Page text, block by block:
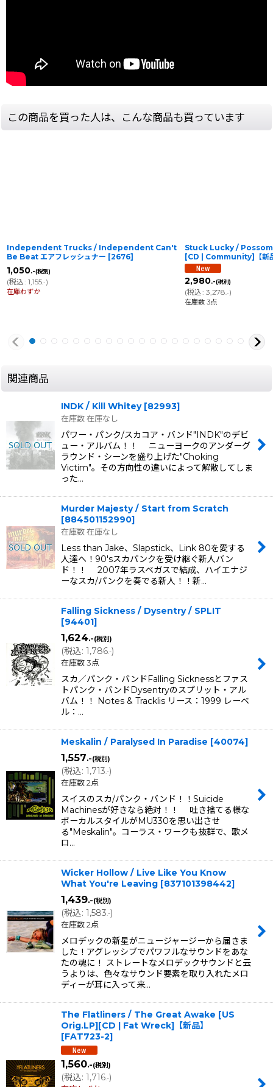
この商品を買った人は、こんな商品も買っています
Independent Trucks / Independent Can't
Be Beat エアフレッシュナー [2676]
1,050.-(税別)
(税込: 1,155.-)
在庫わずか
Stuck Lucky /
[CD | Community]【新
2,980.-(税別)
(税込: 3,278 .-)
在庫数 3点
関連商品
INDK / Kill Whitey [82993]
在庫数 在庫なし
パワー・パンク/スカコア・バンド"INDK"のデビ
ュー・アルバム！！ ニューヨークのアンダーグ
ラウンド・シーンを盛り上げた"Choking
Victim"。その方向性の違いによって解散してしま
った…
Murder Majesty / Start from Scratch
[884501152990]
在庫数 在庫なし
Less than Jake、Slapstick、Link 80を愛する
人達へ！90'sスカパンクを受け継ぐ新人バン
ド！！ 2007年ラスベガスで結成、ハイエナジ
ーなスカ/パンクを奏でる新人！！新…
Falling Sickness / Dysentry / SPLIT
[94401]
1,624.-(税別)
(税込: 1,786.-)
在庫数 3点
スカ／パンク・バンドFalling Sicknessとファス
トパンク・バンドDysentryのスプリット・アル
バム！！ Notes & Tracklis リース：1999 レーベ
ル：…
Meskalin / Paralysed In Paradise [40074]
1,557.-(税別)
(税込: 1,713.-)
在庫数 2点
スイスのスカ/パンク・バンド！！Suicide
Machinesが好きなら絶対！！ 吐き捨てる様な
ボーカルスタイルがMU330を思い出させ
る"Meskalin"。コーラス・ワークも抜群で、歌メ
ロ…
Wicker Hollow / Live Like You Know
What You're Leaving [837101398442]
1,439.-(税別)
(税込: 1,583.-)
在庫数 2点
メロデックの新星がニュージャージーから届きま
した！アグレッシブでパワフルなサウンドをあな
たの魂に！ ストレートなメロデックサウンドと云
うよりは、色々なサウンド要素を取り入れたメロ
ディーが耳に入って来…
The Flatliners / The Great Awake [US
Orig.LP][CD | Fat Wreck]【新品】
[FAT723-2]
1,560.-(税別)
(税込: 1,716.-)